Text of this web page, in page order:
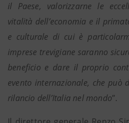
il Paese, valorizzarne le
vitalità dell’economia e il
e culturale di cui è
imprese trevigiane saranno
beneficio e dare il proprio
evento internazionale, che può
rilancio dell’Italia nel mondo”.